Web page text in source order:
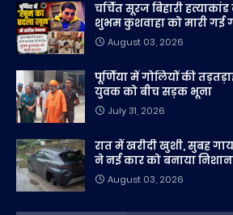
चर्चित सूरज बिहारी
शुभम कुशवाहा को मारी गई
August 03, 2026
पूर्णिया में गोलियों की
युवक को बीच सड़क भूना
July 31, 2026
रात में खरीदी खुशी, सुबह
ने नई कार को बनाया
August 03, 2026